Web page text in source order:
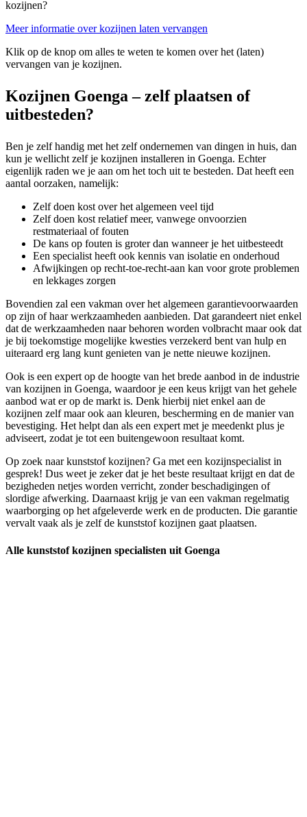
kozijnen?
Meer informatie over kozijnen laten vervangen
Klik op de knop om alles te weten te komen over het (laten)
vervangen van je kozijnen.
Kozijnen Goenga – zelf plaatsen of
uitbesteden?
Ben je zelf handig met het zelf ondernemen van dingen in huis, dan
kun je wellicht zelf je kozijnen installeren in Goenga. Echter
eigenlijk raden we je aan om het toch uit te besteden. Dat heeft een
aantal oorzaken, namelijk:
Zelf doen kost over het algemeen veel tijd
Zelf doen kost relatief meer, vanwege onvoorzien
restmateriaal of fouten
De kans op fouten is groter dan wanneer je het uitbesteedt
Een specialist heeft ook kennis van isolatie en onderhoud
Afwijkingen op recht-toe-recht-aan kan voor grote problemen
en lekkages zorgen
Bovendien zal een vakman over het algemeen garantievoorwaarden
op zijn of haar werkzaamheden aanbieden. Dat garandeert niet enkel
dat de werkzaamheden naar behoren worden volbracht maar ook dat
je bij toekomstige mogelijke kwesties verzekerd bent van hulp en
uiteraard erg lang kunt genieten van je nette nieuwe kozijnen.
Ook is een expert op de hoogte van het brede aanbod in de industrie
van kozijnen in Goenga, waardoor je een keus krijgt van het gehele
aanbod wat er op de markt is. Denk hierbij niet enkel aan de
kozijnen zelf maar ook aan kleuren, bescherming en de manier van
bevestiging. Het helpt dan als een expert met je meedenkt plus je
adviseert, zodat je tot een buitengewoon resultaat komt.
Op zoek naar kunststof kozijnen? Ga met een kozijnspecialist in
gesprek! Dus weet je zeker dat je het beste resultaat krijgt en dat de
bezigheden netjes worden verricht, zonder beschadigingen of
slordige afwerking. Daarnaast krijg je van een vakman regelmatig
waarborging op het afgeleverde werk en de producten. Die garantie
vervalt vaak als je zelf de kunststof kozijnen gaat plaatsen.
Alle kunststof kozijnen specialisten uit Goenga